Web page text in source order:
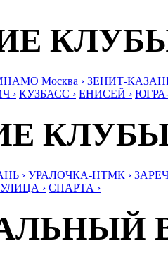
Москва › ЗЕНИТ-
› КУЗБАСС › ЕНИСЕЙ ›
› УРАЛОЧКА-НТМК ›
› СПАРТА ›